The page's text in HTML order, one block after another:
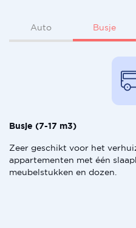
Auto Busje
Busje (7-17 m3)
Zeer geschikt voor het
appartementen met één
meubelstukken en dozen.